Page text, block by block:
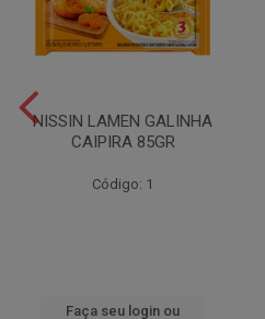
NISSIN LAMEN GALINHA
CAIPIRA 85GR
Código: 1
Faça seu login ou